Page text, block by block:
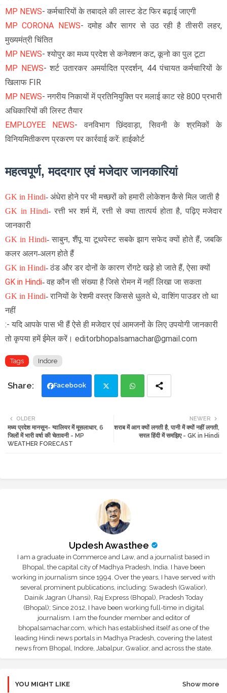
MP NEWS- कर्मचारियों के तबादले की लास्ट डेट फिर बढ़ाई जाएगी
MP CORONA NEWS- दमोह और सागर से उठ रही है तीसरी लहर,
मुख्यमंत्री चिंतित
MP NEWS- श्योपुर का मध्य प्रदेश से कनेक्शन कट, कूनो का पुल टूटा
MP NEWS- शर्ट उतारकर अमर्यादित प्रदर्शन, 44 पंचायत कर्मचारियों के
खिलाफ FIR
MP NEWS- नगरीय निकायों में प्रतिनियुक्ति पर मलाई काट रहे 800 प्रभारी
अधिकारियों की लिस्ट तैयार
EMPLOYEE NEWS- वनविभाग छिंदवाड़ा, सिवनी के श्रमिकों के
विनियमितीकरण प्रकरण पर कार्रवाई करें: हाईकोर्ट
महत्वपूर्ण, मददगार एवं मजेदार जानकारियां
GK in Hindi- अंधेरा होने पर भी मच्छरों को हमारी लोकेशन कैसे मिल जाती है
GK in Hindi- रत्ती भर शर्म में, रत्ती से क्या तात्पर्य होता है, पढ़िए मजेदार
जानकारी
GK in Hindi- साबुन, शैंपू या टूथपेस्ट सबके झाग सफेद क्यों होते हैं, जबकि
कलर अलग-अलग होते हैं
GK in Hindi- ठंड और डर दोनों के कारण रोंगटे खड़े हो जाते हैं, ऐसा क्यों
GK in Hindi- वह कौन सी संख्या है जिसे रोमन में नहीं लिखा जा सकता
GK in Hindi- रानियों के रेशमी वस्त्र किससे धुलते थे, वाशिंग पाउडर तो था
नहीं
:- यदि आपके पास भी हैं ऐसे ही मजेदार एवं आमजनों के लिए उपयोगी जानकारी
तो कृपया हमें ईमेल करें। editorbhopalsamachar@gmail.com
Tags Indore
Facebook
tte ats
NEWER
शराब में आग क्यों लगती है, पानी में क्यों नहीं लगती,
सरल हिंदी में समझिए - GK in Hindi
OLDER
मध्य प्रदेश मानसून- ग्वालियर में मूसलाधार, 6
जिलों में भारी वर्षा की चेतावनी - MP
WEATHER FORECAST
Updesh Awasthee
I am a graduate in Commerce and Law, and a journalist based in
Bhopal, the capital city of Madhya Pradesh, India. I have been
working in journalism since 1994. Over the years, I have served with
several prominent publications, including: Swadesh (Gwalior),
Dainik Jagran (Jhansi), Raj Express (Bhopal), Pradesh Today
(Bhopal); Since 2012, I have been working full-time in digital
journalism. I am the founder member and editor of
bhopalsamachar.com, which has established itself as one of the
leading Hindi news portals in Madhya Pradesh, covering the latest
news from Bhopal, Indore, Jabalpur, Gwalior, and across the state.
YOU MIGHT LIKE Show more